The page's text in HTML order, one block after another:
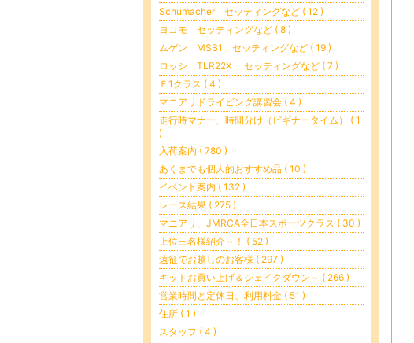
Schumacher セッティングなど ( 12 )
ヨコモ セッティングなど ( 8 )
ムゲン MSB1 セッティングなど ( 19 )
ロッシ TLR22X セッティングなど ( 7 )
Ｆ1クラス ( 4 )
マニアリドライビング講習会 ( 4 )
走行時マナー、時間分け（ビギナータイム） ( 1
)
入荷案内 ( 780 )
あくまでも個人的おすすめ品 ( 10 )
イベント案内 ( 132 )
レース結果 ( 275 )
マニアリ、JMRCA全日本スポーツクラス ( 30 )
上位三名様紹介～！ ( 52 )
遠征でお越しのお客様 ( 297 )
キットお買い上げ＆シェイクダウン～ ( 266 )
営業時間と定休日、利用料金 ( 51 )
住所 ( 1 )
スタッフ ( 4 )